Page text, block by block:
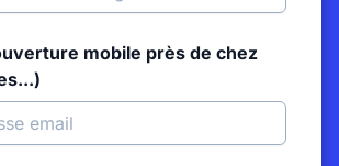
mobile près de chez